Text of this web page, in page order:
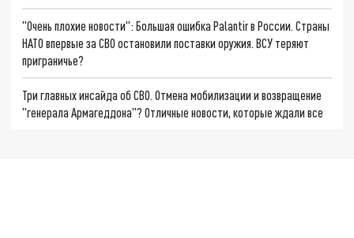
"Очень плохие новости": Большая ошибка Palantir в России. Страны
НАТО впервые за СВО остановили поставки оружия. ВСУ теряют
приграничье?
Три главных инсайда об СВО. Отмена мобилизации и возвращение
"генерала Армагеддона"? Отличные новости, которые ждали все